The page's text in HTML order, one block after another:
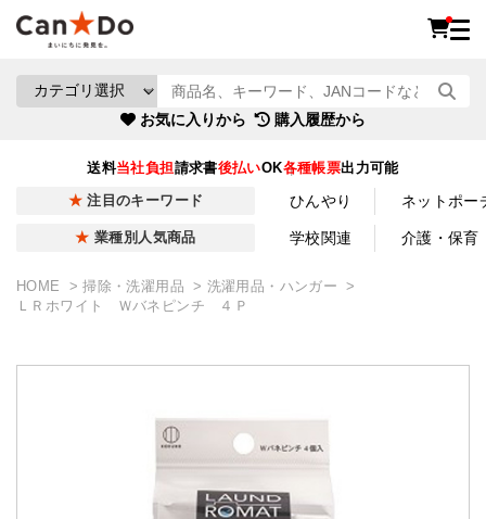
お気に入りから 購入履歴から
送料当社負担請求書後払いOK各種帳票出力可能
注目のキーワード ひんやり ネットポー
業種別人気商品 学校関連 介護・保育
HOME 掃除・洗濯用品
洗濯用品・ハンガー
ＬＲホワイト Ｗバネピンチ ４Ｐ